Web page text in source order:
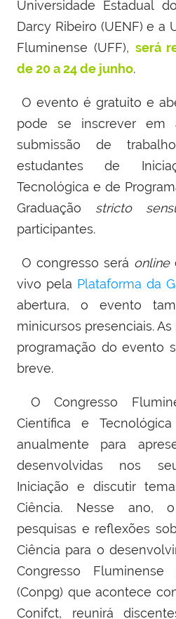
Universidade Estadual
Darcy Ribeiro (UENF) e a
Fluminense (UFF), será
de 20 a 24 de junho.
O evento é gratuito e
pode se inscrever em
submissão de
estudantes de
Tecnológica e de
Graduação stricto
participantes.
O congresso será online
vivo pela Plataforma da
abertura, o evento
minicursos presenciais.
programação do evento
breve.
O Congresso
Científica e
anualmente para
desenvolvidas nos
Iniciação e discutir
Ciência. Nesse ano,
pesquisas e reflexões
Ciência para o
Congresso Fluminense
(Conpg) que acontece
Conifct, reunirá